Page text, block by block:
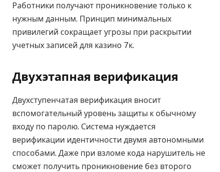
Работники получают проникновение только к
нужным данным. Принцип минимальных
привилегий сокращает угрозы при раскрытии
учетных записей для казино 7к.
Двухэтапная верификация
Двухступенчатая верификация вносит
вспомогательный уровень защиты к обычному
входу по паролю. Система нуждается
верификации идентичности двумя автономными
способами. Даже при взломе кода нарушитель не
сможет получить проникновение без второго